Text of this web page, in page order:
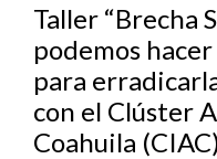
Taller “Brecha
podemos
para
con el Clúster
Coahuila